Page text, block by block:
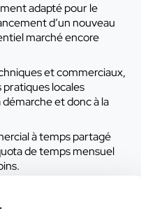
adapté pour le
d’un nouveau
marché encore
et commerciaux,
pratiques locales
et donc à la
à temps partagé
de temps mensuel
et inclut